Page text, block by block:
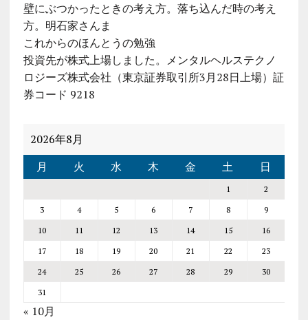
壁にぶつかったときの考え方。落ち込んだ時の考え
方。明石家さんま
これからのほんとうの勉強
投資先が株式上場しました。メンタルヘルステクノ
ロジーズ株式会社（東京証券取引所3月28日上場）証
券コード 9218
2026年8月
月
火 水 木 金 土 日
1
2
3
4 5 6 7 8
9
10
11 12 13 14 15
16
17
18 19 20 21 22
23
24
25 26 27 28 29
30
31
« 10月